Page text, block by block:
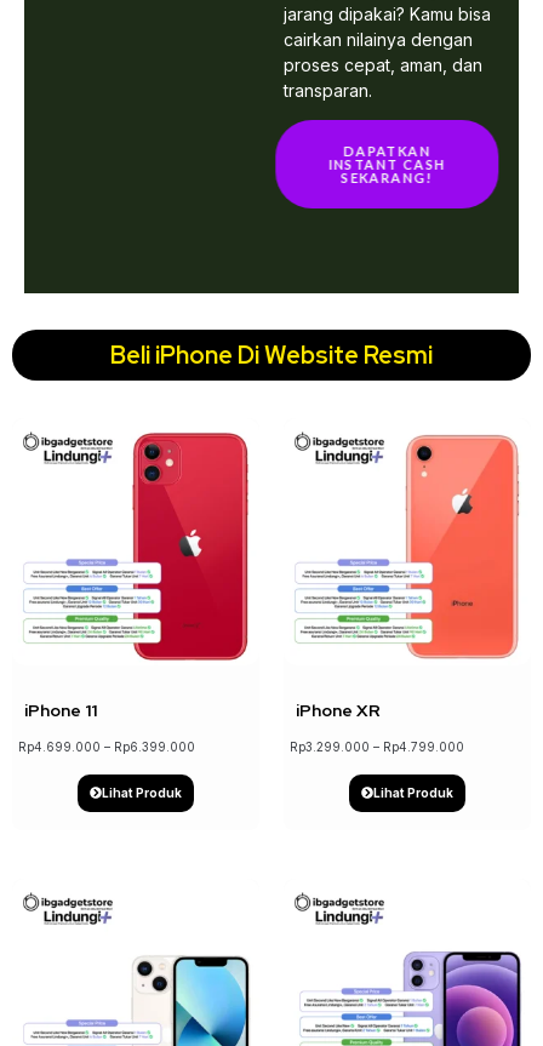
jarang dipakai? Kamu bisa
cairkan nilainya dengan
proses cepat, aman, dan
transparan.
DAPATKAN
INSTANT CASH
SEKARANG!
Beli iPhone Di Website Resmi
iPhone 11
Rp4.699.000 – Rp6.399.000
Lihat Produk
iPhone XR
Rp3.299.000 – Rp4.799.000
Lihat Produk